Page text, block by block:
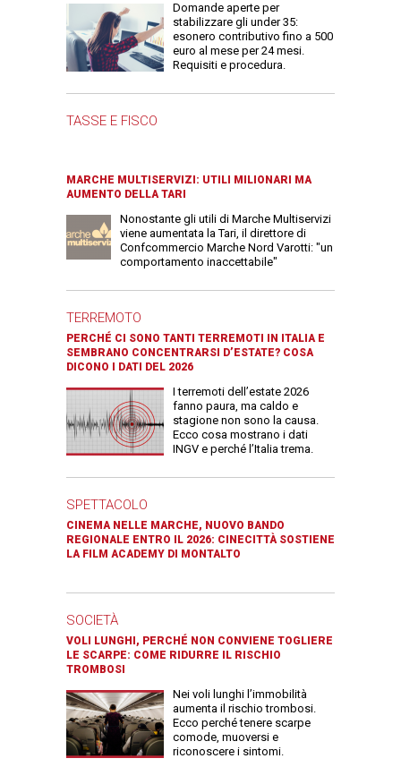
Domande aperte per
stabilizzare gli under 35:
esonero contributivo fino a 500
euro al mese per 24 mesi.
Requisiti e procedura.
TASSE E FISCO
MARCHE MULTISERVIZI: UTILI MILIONARI MA
AUMENTO DELLA TARI
Nonostante gli utili di Marche Multiservizi
viene aumentata la Tari, il direttore di
Confcommercio Marche Nord Varotti: "un
comportamento inaccettabile"
TERREMOTO
PERCHÉ CI SONO TANTI TERREMOTI IN ITALIA E
SEMBRANO CONCENTRARSI D’ESTATE? COSA
DICONO I DATI DEL 2026
I terremoti dell’estate 2026
fanno paura, ma caldo e
stagione non sono la causa.
Ecco cosa mostrano i dati
INGV e perché l’Italia trema.
SPETTACOLO
CINEMA NELLE MARCHE, NUOVO BANDO
REGIONALE ENTRO IL 2026: CINECITTÀ SOSTIENE
LA FILM ACADEMY DI MONTALTO
SOCIETÀ
VOLI LUNGHI, PERCHÉ NON CONVIENE TOGLIERE
LE SCARPE: COME RIDURRE IL RISCHIO
TROMBOSI
Nei voli lunghi l’immobilità
aumenta il rischio trombosi.
Ecco perché tenere scarpe
comode, muoversi e
riconoscere i sintomi.